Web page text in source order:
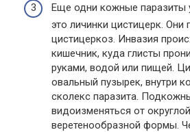
Еще одни кожные паразиты
это личинки цистицерк. Они
цистицеркоз. Инвазия
кишечник, куда глисты
руками, водой или пищей.
овальный пузырек, внутри
сколекс паразита.
видоизменяться от
веретенообразной формы.